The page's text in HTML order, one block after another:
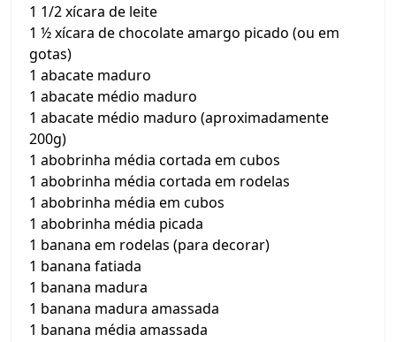
1 1/2 xícara de leite
1 ½ xícara de chocolate amargo picado (ou em
gotas)
1 abacate maduro
1 abacate médio maduro
1 abacate médio maduro (aproximadamente
200g)
1 abobrinha média cortada em cubos
1 abobrinha média cortada em rodelas
1 abobrinha média em cubos
1 abobrinha média picada
1 banana em rodelas (para decorar)
1 banana fatiada
1 banana madura
1 banana madura amassada
1 banana média amassada